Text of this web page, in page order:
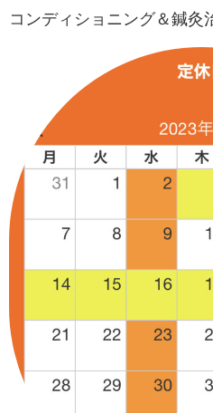
コンディショニング＆鍼灸